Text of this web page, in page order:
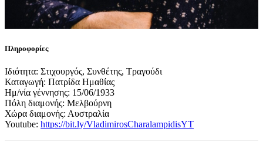
Πληροφορίες
Ιδιότητα: Στιχουργός, Συνθέτης, Τραγούδι
Καταγωγή: Πατρίδα Ημαθίας
Ημ/νία γέννησης: 15/06/1933
Πόλη διαμονής: Μελβούρνη
Χώρα διαμονής: Αυστραλία
Youtube: https://bit.ly/VladimirosCharalampidisYT